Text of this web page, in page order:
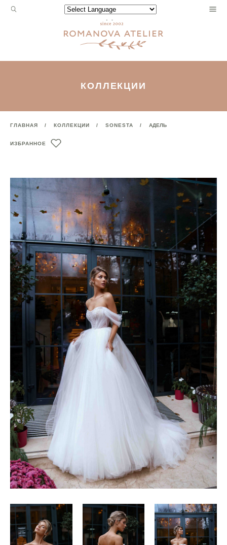
Запрос
Powered by
КОЛЛЕКЦИИ
ГЛАВНАЯ КОЛЛЕКЦИИ SONESTA АДЕЛЬ
ИЗБРАННОЕ